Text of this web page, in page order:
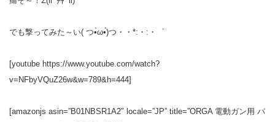
でも撃ってみた～い( つ•̀ω•́)つ・・*:・:・゜
[youtube https://www.youtube.com/watch?
v=NFbyVQuZ26w&w=789&h=444]
[amazonjs asin=”B01NBSR1A2″ locale=”JP” title=”ORGA 電動ガン用 パ